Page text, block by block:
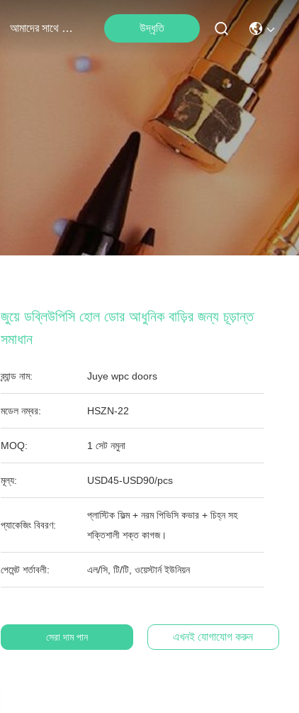
আমাদের সাথে যোগাযোগ উদ্ধৃতি
জুয়ে ডব্লিউপিসি হোল ডোর আধুনিক বাড়ির জন্য চূড়ান্ত
সমাধান
ব্র্যান্ড নাম: Juye wpc doors
মডেল নম্বর: HSZN-22
MOQ: 1 সেট নমুনা
মূল্য: USD45-USD90/pcs
প্যাকেজিং বিবরণ:
প্লাস্টিক ফিল্ম + নরম পিভিসি কভার + চিহ্ন সহ
শক্তিশালী শক্ত কাগজ।
পেমেন্ট শর্তাবলী: এল/সি, টি/টি, ওয়েস্টার্ন ইউনিয়ন
সেরা দাম পান এখনই যোগাযোগ করুন